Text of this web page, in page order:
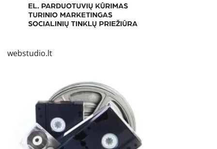
webstudio.lt